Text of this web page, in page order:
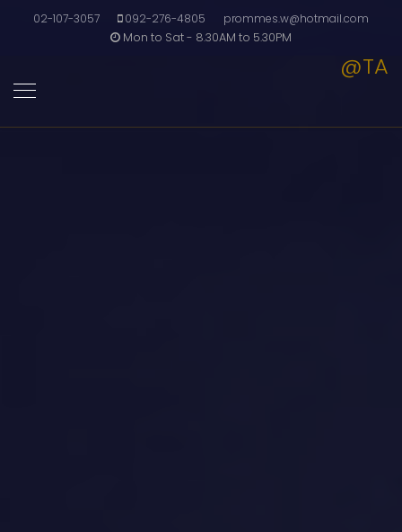
02-107-3057 092-276-4805
prommes.w@hotmail.com
Mon to Sat - 8.30AM to 5.30PM
@TA